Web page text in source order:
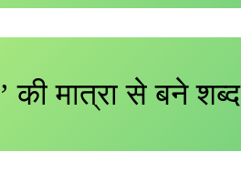
की मात्रा से बने शब्द